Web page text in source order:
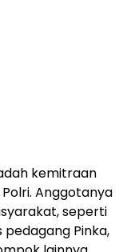
kemitraan
Anggotanya
seperti
Pinka,